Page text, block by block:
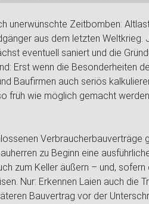
unerwünschte Zeitbomben:
aus dem letzten Weltkrieg.
eventuell saniert und die
Erst wenn die Besonderheiten
Baufirmen auch seriös
früh wie möglich gemacht
Verbraucherbauverträge
zu Beginn eine
zum Keller äußern – und,
Nur: Erkennen Laien auch die
Bauvertrag vor der